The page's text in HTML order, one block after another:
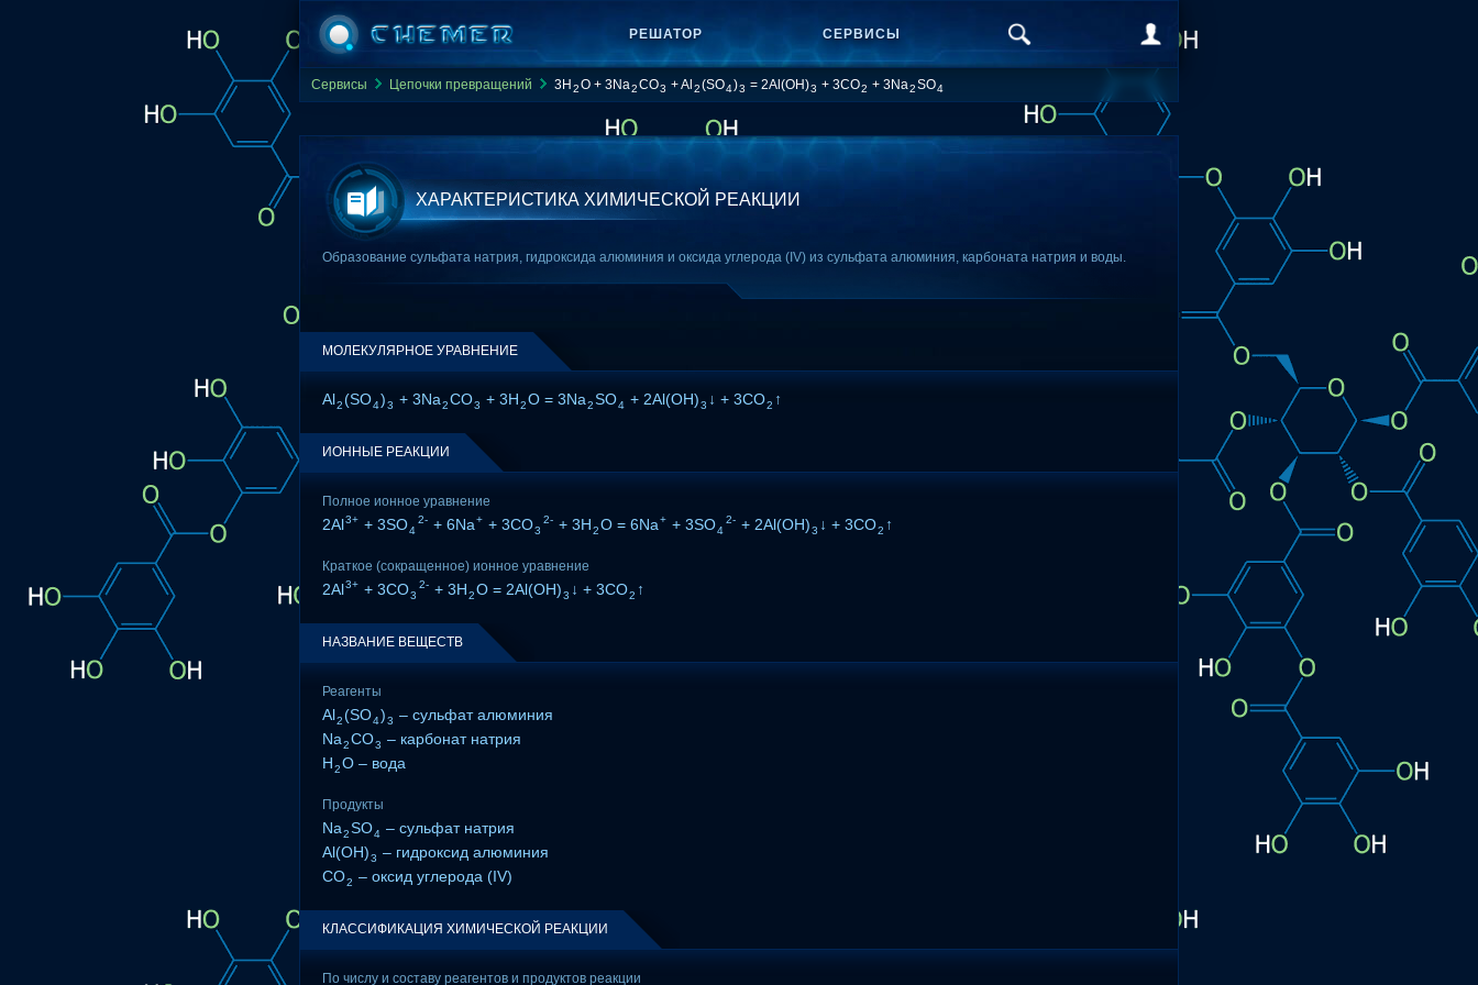
РЕШАТОР СЕРВИСЫ
Сервисы Цепочки превращений 3H 2O + 3Na2CO3 + Al 2(SO4)3 = 2Al(OH)3 + 3CO2 + 3Na2SO4
ХАРАКТЕРИСТИКА ХИМИЧЕСКОЙ РЕАКЦИИ
Образование сульфата натрия, гидроксида алюминия и оксида углерода (IV) из сульфата алюминия, карбоната натрия и воды.
МОЛЕКУЛЯРНОЕ УРАВНЕНИЕ
Al2(SO4)3 + 3Na2CO3 + 3H2O = 3Na2SO4 + 2Al(OH)3 ↓ + 3CO2 ↑
ИОННЫЕ РЕАКЦИИ
Полное ионное уравнение
2Al3+ + 3SO4
2- + 6Na+ + 3CO3
2- + 3H2O = 6Na+ + 3SO4
2- + 2Al(OH)3 ↓ + 3CO2 ↑
Краткое (сокращенное) ионное уравнение
2Al3+ + 3CO3
2- + 3H2O = 2Al(OH)3 ↓ + 3CO2 ↑
НАЗВАНИЕ ВЕЩЕСТВ
Реагенты
Al2 (SO4)3 – сульфат алюминия
Na2CO3 – карбонат натрия
H2O – вода
Продукты
Na2SO4 – сульфат натрия
Al(OH)3 – гидроксид алюминия
CO2 – оксид углерода (IV)
КЛАССИФИКАЦИЯ ХИМИЧЕСКОЙ РЕАКЦИИ
По числу и составу реагентов и продуктов реакции